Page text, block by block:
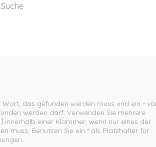
Suche
das gefunden werden muss und ein -
werden darf. Verwenden Sie mehrere
innerhalb einer Klammer, wenn nur eines der
muss. Benutzen Sie ein * als Platzhalter für